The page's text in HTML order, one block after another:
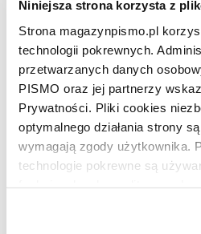
Niniejsza strona korzysta z
Strona magazynpismo.pl
technologii pokrewnych.
przetwarzanych danych
PISMO oraz jej partnerzy
Prywatności. Pliki cookies
optymalnego działania strony
wymagają zgody użytkownika.
technologie pokrewne są
dobrowolną zgodę na pliki
CZYTAJ